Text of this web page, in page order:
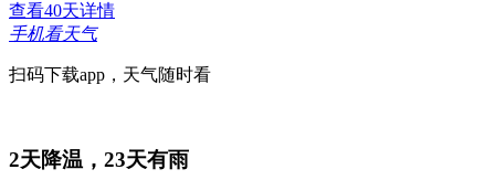
查看40天详情
手机看天气
扫码下载app，天气随时看
2天降温， 23天有雨